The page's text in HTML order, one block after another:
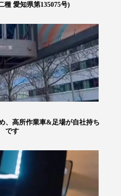
種 愛知県第135075号)
、高所作業車&足場が自社持ち
です